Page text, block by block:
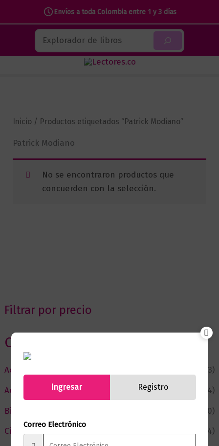
Envíos a toda Colombia entre 1 y 3 días
contenido
Buscar
Filtrar por precio
Categorias
Actualidad
(53)
Autor del Mes
(4)
Bienestar
(230)
Ciencia y Conocimiento
(74)
Inicio / Productos etiquetados “Patrick Modiano”
Patrick Modiano
No se encontraron productos que
concuerden con la selección.
Ingresar Registro
Correo Electrónico